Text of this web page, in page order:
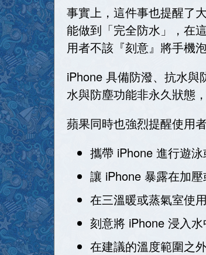
事實上，這件事也提醒了
能做到「完全防水」，在
用者不該『刻意』將手機泡
iPhone 具備防潑、抗水
水與防塵功能非永久狀態
蘋果同時也強烈提醒使用
攜帶 iPhone 進行遊
讓 iPhone 暴露在加
在三溫暖或蒸氣室使
刻意將 iPhone 浸入水
在建議的溫度範圍之